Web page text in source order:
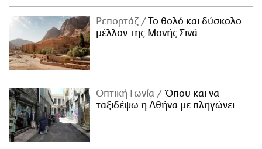
Ρεπορτάζ
Το θολό και δύσκολο
μέλλον της Μονής Σινά
Οπτική Γωνία
Όπου και να
ταξιδέψω η Αθήνα με πληγώνει